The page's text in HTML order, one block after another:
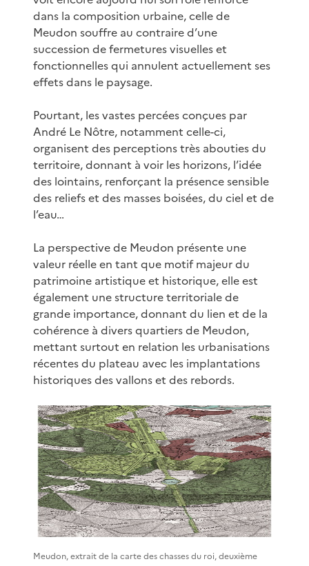
dans la composition urbaine, celle de
Meudon souffre au contraire d’une
succession de fermetures visuelles et
fonctionnelles qui annulent actuellement ses
effets dans le paysage.
Pourtant, les vastes percées conçues par
André Le Nôtre, notamment celle-ci,
organisent des perceptions très abouties du
territoire, donnant à voir les horizons, l’idée
des lointains, renforçant la présence sensible
des reliefs et des masses boisées, du ciel et de
l’eau…
La perspective de Meudon présente une
valeur réelle en tant que motif majeur du
patrimoine artistique et historique, elle est
également une structure territoriale de
grande importance, donnant du lien et de la
cohérence à divers quartiers de Meudon,
mettant surtout en relation les urbanisations
récentes du plateau avec les implantations
historiques des vallons et des rebords.
Meudon, extrait de la carte des chasses du roi, deuxième